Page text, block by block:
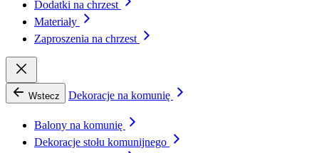
Dodatki na chrzest
Materiały
Zaproszenia na chrzest
Wstecz Dekoracje na komunię
Balony na komunię
Dekoracje stołu komunijnego